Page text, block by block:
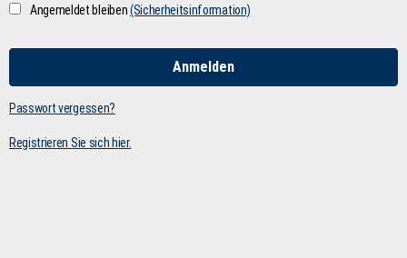
Angemeldet bleiben(Sicherheitsinformation)
Passwort vergessen?
Registrieren Sie sich hier.